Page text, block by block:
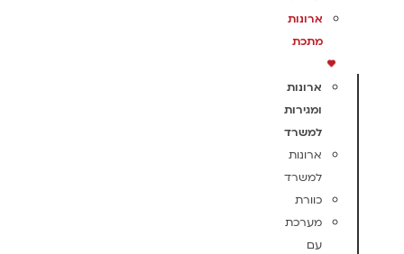
ארונות
מתכת
ארונות
ומגירות
למשרד
ארונות
למשרד
כוורת
מערכת
עם